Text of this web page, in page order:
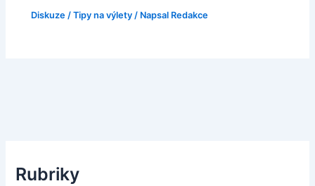
Diskuze /Tipy na výlety / Napsal Redakce
Rubriky